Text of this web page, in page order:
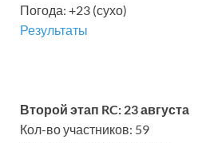
Погода: +23 (сухо)
Результаты
Второй этап RC: 23 августа
Кол-во участников: 59